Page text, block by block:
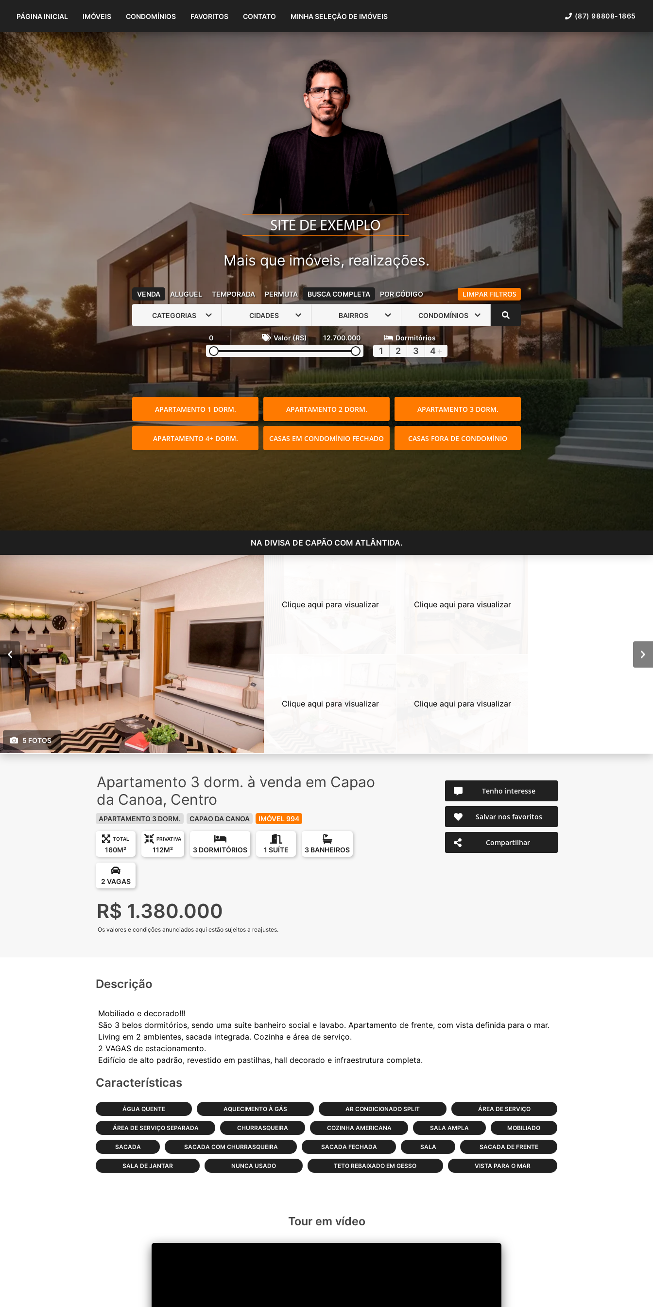
(87) 98808-1865
PÁGINA INICIAL IMÓVEIS CONDOMÍNIOS FAVORITOS CONTATO MINHA SELEÇÃO DE IMÓVEIS (87) 98808-1865
Mais que imóveis, realizações.
VENDA ALUGUEL TEMPORADA PERMUTA BUSCA COMPLETA POR CÓDIGO LIMPAR FILTROS
CATEGORIAS CIDADES BAIRROS CONDOMÍNIOS
0 Valor (R$) 12.700.000 Dormitórios
1 2 3 4 +
APARTAMENTO 1 DORM. APARTAMENTO 2 DORM. APARTAMENTO 3 DORM.
APARTAMENTO 4+ DORM. CASAS EM CONDOMÍNIO FECHADO CASAS FORA DE CONDOMÍNIO
NA DIVISA DE CAPÃO COM ATLÂNTIDA.
5 FOTOS
Clique aqui para visualizar
Clique aqui para visualizar
Clique aqui para visualizar
Clique aqui para visualizar
Apartamento 3 dorm. à venda em Capao
da Canoa, Centro
APARTAMENTO 3 DORM. CAPAO DA CANOA IMÓVEL 994
TOTAL
160M²
PRIVATIVA
112M² 3 DORMITÓRIOS 1 SUÍTE 3 BANHEIROS
2 VAGAS
R$ 1.380.000
Os valores e condições anunciados aqui estão sujeitos a reajustes.
Tenho interesse
Salvar nos favoritos
Compartilhar
Descrição
Mobiliado e decorado!!!
São 3 belos dormitórios, sendo uma suíte banheiro social e lavabo. Apartamento de frente, com vista definida para o mar.
Living em 2 ambientes, sacada integrada. Cozinha e área de serviço.
2 VAGAS de estacionamento.
Características
ÁGUA QUENTE AQUECIMENTO À GÁS AR CONDICIONADO SPLIT ÁREA DE SERVIÇO
ÁREA DE SERVIÇO SEPARADA CHURRASQUEIRA COZINHA AMERICANA SALA AMPLA MOBILIADO
SACADA SACADA COM CHURRASQUEIRA SACADA FECHADA SALA SACADA DE FRENTE
SALA DE JANTAR NUNCA USADO TETO REBAIXADO EM GESSO VISTA PARA O MAR
Tour em vídeo